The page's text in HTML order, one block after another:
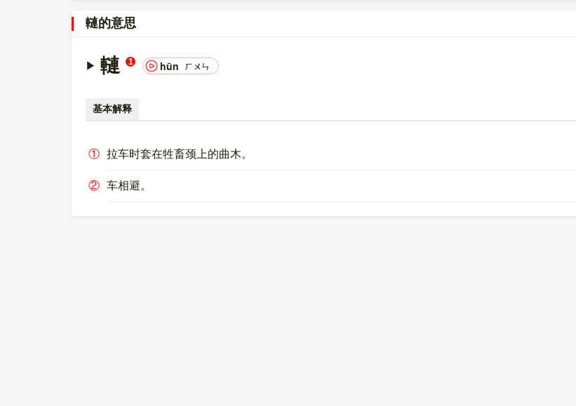
轋的意思
轋 1 hūn ㄏㄨㄣ
基本解释
① 拉车时套在牲畜颈上的曲木。
② 车相避。